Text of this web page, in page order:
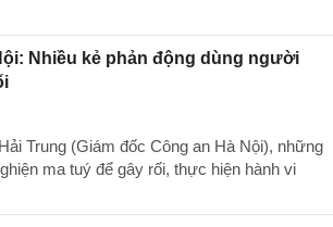
Nhiều kẻ phản động dùng người
Trung (Giám đốc Công an Hà Nội), những
ma tuý để gây rối, thực hiện hành vi